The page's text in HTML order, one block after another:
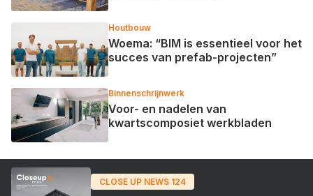
Houtbouw
Woema: “BIM is essentieel voor het
succes van prefab-projecten”
Binnenschrijnwerk
Voor- en nadelen van
kwartscomposiet werkbladen
CLOSE UP NEWS 124